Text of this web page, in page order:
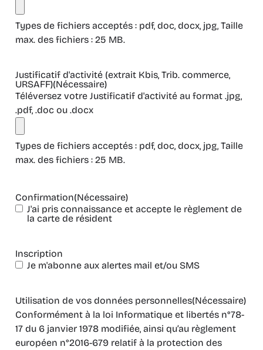
Types de fichiers acceptés : pdf, doc, docx, jpg, Taille
max. des fichiers : 25 MB.
Justificatif d'activité (extrait Kbis, Trib. commerce,
URSAFF)(Nécessaire)
Téléversez votre Justificatif d'activité au format .jpg,
.pdf, .doc ou .docx
Types de fichiers acceptés : pdf, doc, docx, jpg, Taille
max. des fichiers : 25 MB.
Confirmation(Nécessaire)
J'ai pris connaissance et accepte le règlement de
la carte de résident
Inscription
Je m'abonne aux alertes mail et/ou SMS
Utilisation de vos données personnelles(Nécessaire)
Conformément à la loi Informatique et libertés n°78-
17 du 6 janvier 1978 modifiée, ainsi qu’au règlement
européen n°2016-679 relatif à la protection des